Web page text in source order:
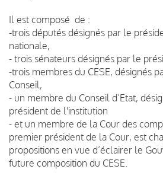
Il est composé de :
-trois députés désignés par le
nationale,
- trois sénateurs désignés par le
-trois membres du CESE, désignés
Conseil,
- un membre du Conseil d’Etat,
président de l'institution
- et un membre de la Cour des
premier président de la Cour, est
propositions en vue d’éclairer le
future composition du CESE.